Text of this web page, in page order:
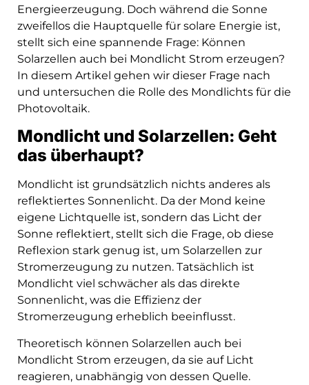
Energieerzeugung. Doch während die Sonne
zweifellos die Hauptquelle für solare Energie ist,
stellt sich eine spannende Frage: Können
Solarzellen auch bei Mondlicht Strom erzeugen?
In diesem Artikel gehen wir dieser Frage nach
und untersuchen die Rolle des Mondlichts für die
Photovoltaik.
Mondlicht und Solarzellen: Geht
das überhaupt?
Mondlicht ist grundsätzlich nichts anderes als
reflektiertes Sonnenlicht. Da der Mond keine
eigene Lichtquelle ist, sondern das Licht der
Sonne reflektiert, stellt sich die Frage, ob diese
Reflexion stark genug ist, um Solarzellen zur
Stromerzeugung zu nutzen. Tatsächlich ist
Mondlicht viel schwächer als das direkte
Sonnenlicht, was die Effizienz der
Stromerzeugung erheblich beeinflusst.
Theoretisch können Solarzellen auch bei
Mondlicht Strom erzeugen, da sie auf Licht
reagieren, unabhängig von dessen Quelle.